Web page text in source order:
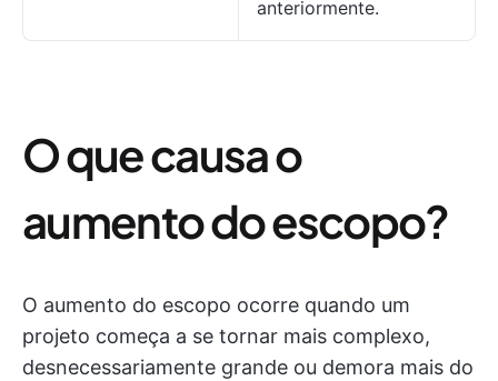
anteriormente.
O que causa o
aumento do escopo?
O aumento do escopo ocorre quando um
projeto começa a se tornar mais complexo,
desnecessariamente grande ou demora mais do